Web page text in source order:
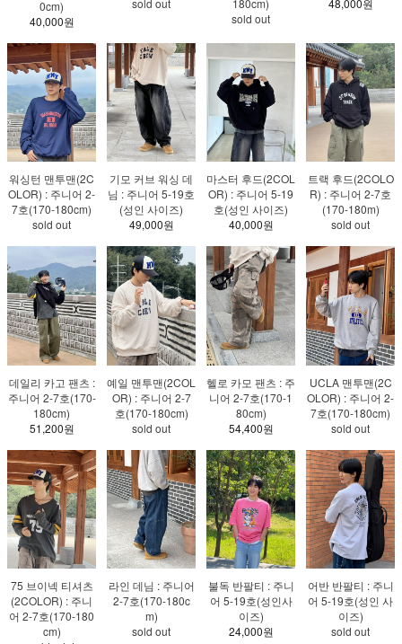
0cm)
40,000원
sold out
워싱턴 맨투맨(2C
OLOR) : 주니어 2-
7호(170-180cm)
sold out
기모 커브 워싱 데
님 : 주니어 5-19호
(성인 사이즈)
49,000원
마스터 후드(2COL
OR) : 주니어 5-19
호(성인 사이즈)
40,000원
트랙 후드(2COLO
R) : 주니어 2-7호
(170-180m)
sold out
데일리 카고 팬츠 :
주니어 2-7호(170-
180cm)
51,200원
예일 맨투맨(2COL
OR) : 주니어 2-7
호(170-180cm)
sold out
헬로 카모 팬츠 : 주
니어 2-7호(170-1
80cm)
54,400원
UCLA 맨투맨(2C
OLOR) : 주니어 2-
7호(170-180cm)
sold out
75 브이넥 티셔츠
(2COLOR) : 주니
어 2-7호(170-180
cm)
라인 데님 : 주니어
2-7호(170-180c
m)
sold out
불독 반팔티 : 주니
어 5-19호(성인사
이즈)
24,000원
어반 반팔티 : 주니
어 5-19호(성인 사
이즈)
sold out